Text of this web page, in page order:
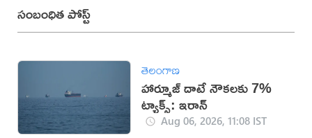
సంబంధిత పోస్ట్
తెలంగాణ
హార్మూజ్ దాటే నౌకలకు 7%
ట్యాక్స్: ఇరాన్
Aug 06, 2026, 11:08 IST